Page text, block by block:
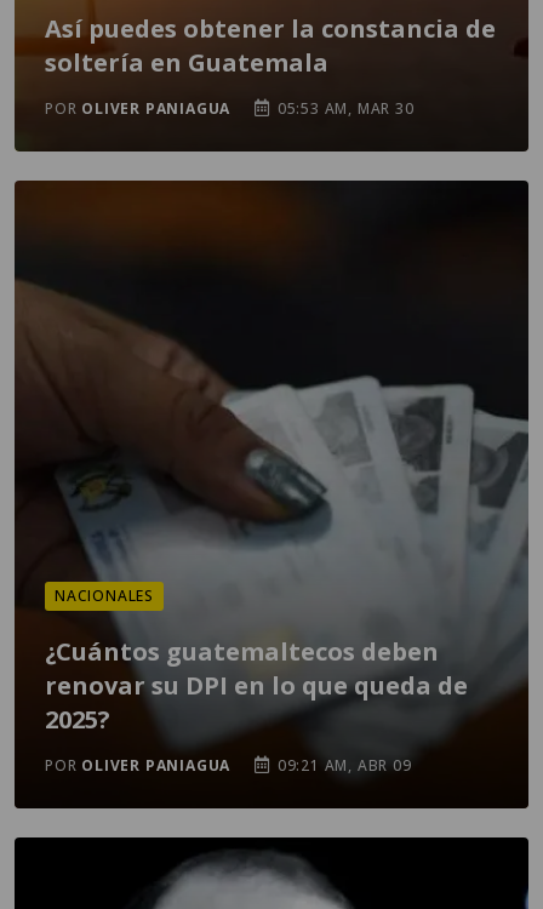
Así puedes obtener la constancia de
soltería en Guatemala
POR OLIVER PANIAGUA 05:53 AM, MAR 30
NACIONALES
¿Cuántos guatemaltecos deben
renovar su DPI en lo que queda de
2025?
POR OLIVER PANIAGUA 09:21 AM, ABR 09